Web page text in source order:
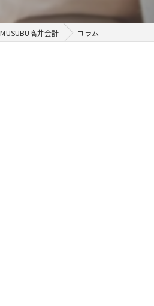
髙井会計 コラム